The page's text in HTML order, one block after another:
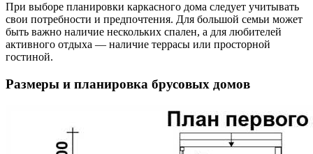
При выборе планировки каркасного дома следует учитывать
свои потребности и предпочтения. Для большой семьи может
быть важно наличие нескольких спален, а для любителей
активного отдыха — наличие террасы или просторной
гостиной.
Размеры и планировка брусовых домов